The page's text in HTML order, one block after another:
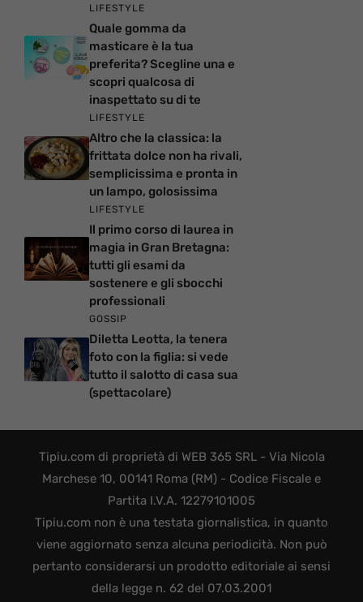
LIFESTYLE
Quale gomma da
masticare è la tua
preferita? Scegline una e
scopri qualcosa di
inaspettato su di te
LIFESTYLE
Altro che la classica: la
frittata dolce non ha rivali,
semplicissima e pronta in
un lampo, golosissima
LIFESTYLE
Il primo corso di laurea in
magia in Gran Bretagna:
tutti gli esami da
sostenere e gli sbocchi
professionali
GOSSIP
Diletta Leotta, la tenera
foto con la figlia: si vede
tutto il salotto di casa sua
(spettacolare)
Tipiu.com di proprietà di WEB 365 SRL - Via Nicola
Marchese 10, 00141 Roma (RM) - Codice Fiscale e
Partita I.V.A. 12279101005
Tipiu.com non è una testata giornalistica, in quanto
viene aggiornato senza alcuna periodicità. Non può
pertanto considerarsi un prodotto editoriale ai sensi
della legge n. 62 del 07.03.2001